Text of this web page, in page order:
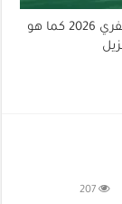
تجدون في الملحق محضر المجلس العلمي 23 فيفري 2026 كما هو
207